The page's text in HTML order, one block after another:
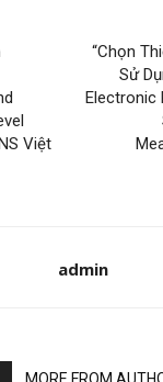
Việt
“Chọn
Sử
Electronic
admin
MORE FROM